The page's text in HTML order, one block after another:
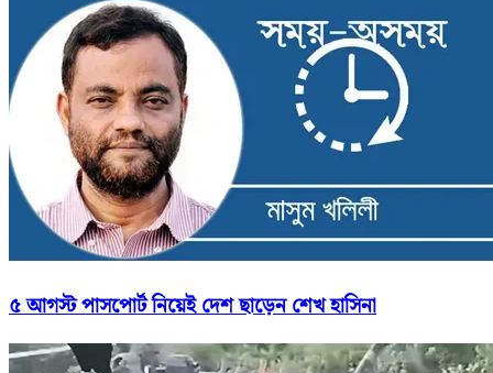
৫ আগস্ট পাসপোর্ট নিয়েই দেশ ছাড়েন শেখ হাসিনা